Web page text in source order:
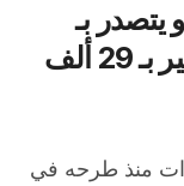
يتصدر بـ
920 ألف ومطرح مطروح الأخير بـ 29 ألف